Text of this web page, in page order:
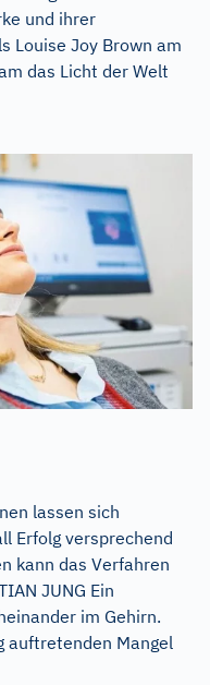
und ihrer
Louise Joy Brown am
das Licht der Welt
lassen sich
Erfolg versprechend
kann das Verfahren
JUNG Ein
im Gehirn.
auftretenden Mangel